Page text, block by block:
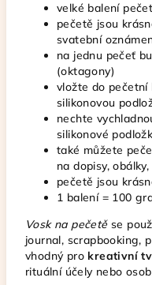
velké balení
pečetě jsou
svatební
na jednu pečeť
(oktagony)
vložte do pečetní
silikonovou
nechte
silikonové
také můžete
na dopisy,
pečetě jsou
1 balení = 100
Vosk na pečetěse
journal, scrapbooking,
vhodný pro kreativní
rituální účely nebo